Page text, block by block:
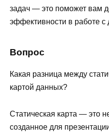
задач — это поможет вам
эффективности в работе
Вопрос
Какая разница между
картой данных?
Статическая карта — это
созданное для